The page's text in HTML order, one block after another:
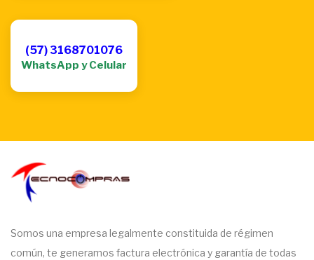
(57) 3168701076
WhatsApp y Celular
Somos una empresa legalmente constituida de régimen
común, te generamos factura electrónica y garantía de todas